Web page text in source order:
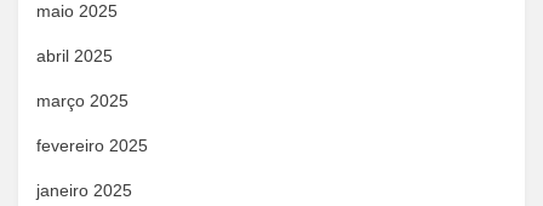
maio 2025
abril 2025
março 2025
fevereiro 2025
janeiro 2025